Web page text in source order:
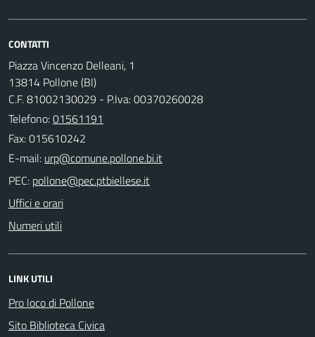
CONTATTI
Piazza Vincenzo Delleani, 1
13814 Pollone (BI)
C.F. 81002130029 - P.Iva: 00370260028
Telefono:01561191
Fax: 015610242
E-mail:
PEC:
Uffici e orari
Numeri utili
LINK UTILI
Pro loco di Pollone
Sito Biblioteca Civica